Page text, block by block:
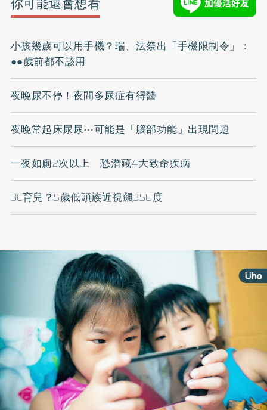
小孩幾歲可以用手機？瑞、法祭出「手機限制令」：
●●歲前都不該用
夜晚尿不停！夜間多尿症有得醫
夜晚常起床尿尿⋯可能是「腦部功能」出現問題
一夜如廁2次以上 恐潛藏4大致命疾病
3C育兒？5歲低頭族近視飆350度